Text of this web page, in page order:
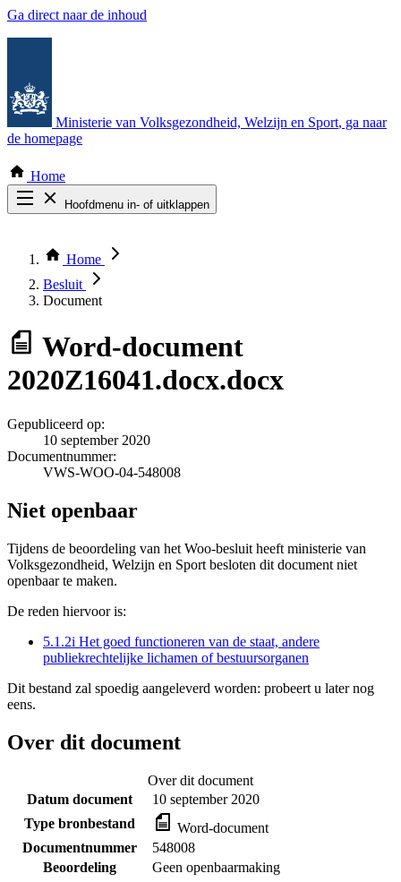
Ga direct naar de inhoud
Ministerie van Volksgezondheid, Welzijn en Sport, ga naar
de homepage
Home
Hoofdmenu in- of uitklappen
Thema COVID-19
Bekijk per bestuursorgaan
Home
Besluit
Document
Word-document
2020Z16041.docx.docx
Gepubliceerd op:
10 september 2020
Documentnummer:
VWS-WOO-04-548008
Niet openbaar
Tijdens de beoordeling van het Woo-besluit heeft ministerie van
Volksgezondheid, Welzijn en Sport besloten dit document niet
openbaar te maken.
De reden hiervoor is:
5.1.2i Het goed functioneren van de staat, andere
publiekrechtelijke lichamen of bestuursorganen
Dit bestand zal spoedig aangeleverd worden: probeert u later nog
eens.
Over dit document
Over dit document
Datum document
10 september 2020
Type bronbestand
Word-document
Documentnummer
548008
Beoordeling
Geen openbaarmaking